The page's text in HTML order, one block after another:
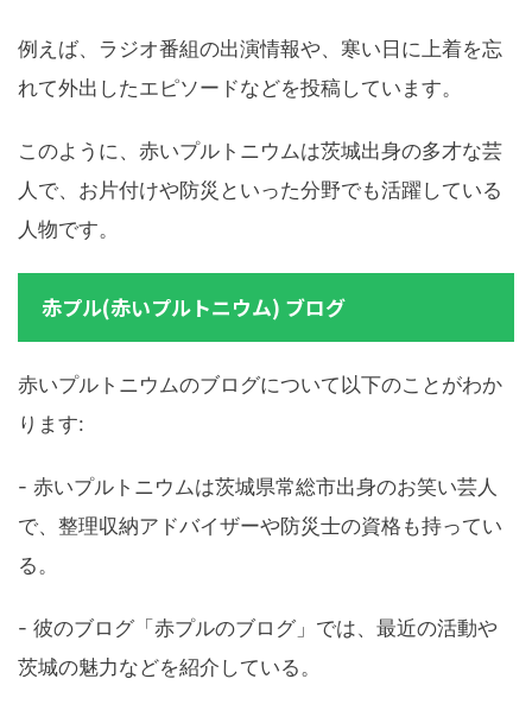
例えば、ラジオ番組の出演情報や、寒い日に上着を忘
れて外出したエピソードなどを投稿しています。
このように、赤いプルトニウムは茨城出身の多才な芸
人で、お片付けや防災といった分野でも活躍している
人物です。
赤プル(赤いプルトニウム) ブログ
赤いプルトニウムのブログについて以下のことがわか
ります:
- 赤いプルトニウムは茨城県常総市出身のお笑い芸人
で、整理収納アドバイザーや防災士の資格も持ってい
る。
- 彼のブログ「赤プルのブログ」では、最近の活動や
茨城の魅力などを紹介している。